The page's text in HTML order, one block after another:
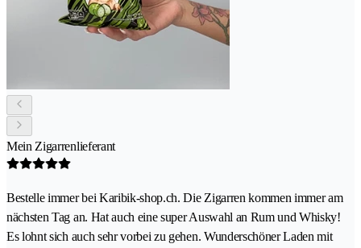
Mein Zigarrenlieferant
Bestelle immer bei Karibik-shop.ch. Die Zigarren kommen immer am
nächsten Tag an. Hat auch eine super Auswahl an Rum und Whisky!
Es lohnt sich auch sehr vorbei zu gehen. Wunderschöner Laden mit